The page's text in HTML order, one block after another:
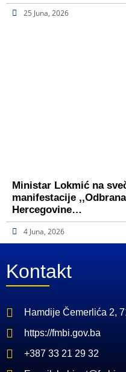
25 Juna, 2026
Ministar Lokmić na
manifestacije
Hercegovine…
4 Juna, 2026
Kontakt
Hamdije Čemerlića 2,
https://fmbi.gov.ba
+387 33 21 29 32